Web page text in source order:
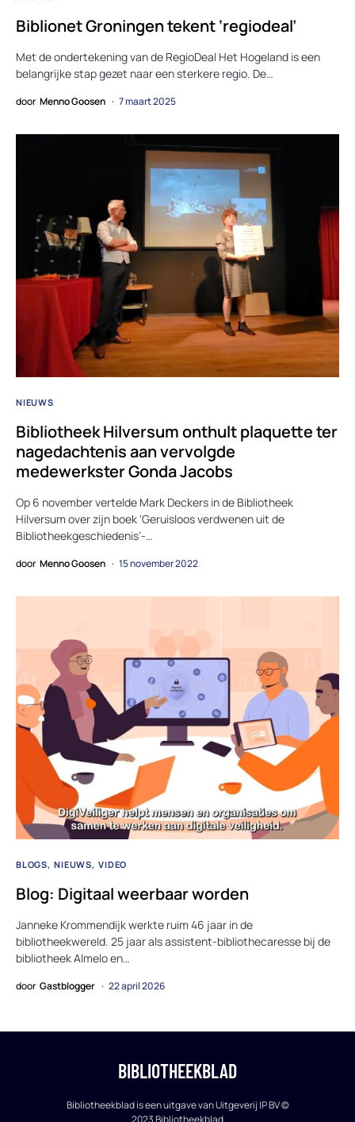
Biblionet Groningen tekent ‘regiodeal’
Met de ondertekening van de RegioDeal Het Hogeland is een
belangrijke stap gezet naar een sterkere regio. De…
door Menno Goosen 7 maart 2025
NIEUWS
Bibliotheek Hilversum onthult plaquette ter
nagedachtenis aan vervolgde
medewerkster Gonda Jacobs
Op 6 november vertelde Mark Deckers in de Bibliotheek
Hilversum over zijn boek ‘Geruisloos verdwenen uit de
Bibliotheekgeschiedenis’-…
door Menno Goosen 15 november 2022
BLOGS NIEUWS VIDEO
Blog: Digitaal weerbaar worden
Janneke Krommendijk werkte ruim 46 jaar in de
bibliotheekwereld. 25 jaar als assistent-bibliothecaresse bij de
bibliotheek Almelo en…
door Gastblogger 22 april 2026
BIBLIOTHEEKBLAD
Bibliotheekblad is een uitgave van Uitgeverij IP BV ©
2023 Bibliotheekblad